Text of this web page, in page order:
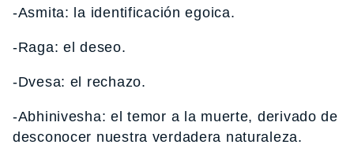
-Asmita: la identificación egoica.
-Raga: el deseo.
-Dvesa: el rechazo.
-Abhinivesha: el temor a la muerte, derivado de
desconocer nuestra verdadera naturaleza.